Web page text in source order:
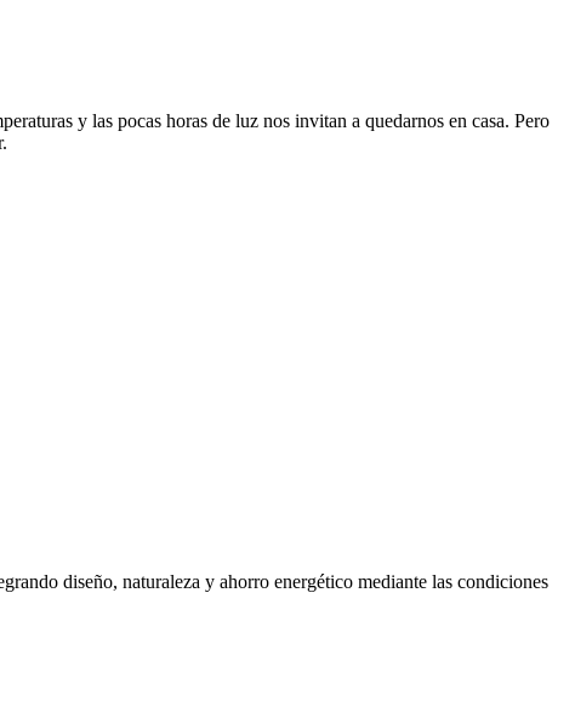
y las pocas horas de luz nos invitan a quedarnos en casa. Pero
diseño, naturaleza y ahorro energético mediante las condiciones